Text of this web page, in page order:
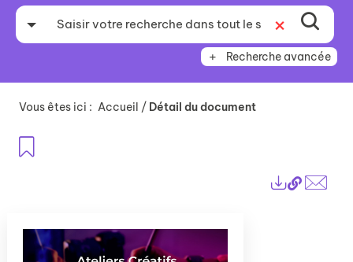
Recherche avancée
Vous êtes ici : Accueil / Détail du document
Lien